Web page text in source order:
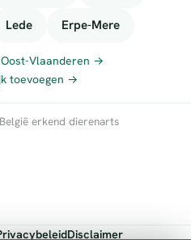
Lede Erpe-Mere
Vlaanderen →
toevoegen →
erkend dierenarts
Disclaimer